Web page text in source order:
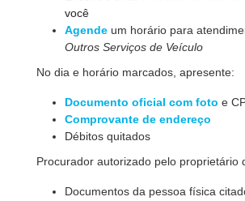
você
Agende um horário para
Outros Serviços de Veículo
No dia e horário marcados, apresente:
Documento oficial com foto e
Comprovante de endereço
Débitos quitados
Procurador autorizado pelo proprietário
Documentos da pessoa fí­sica